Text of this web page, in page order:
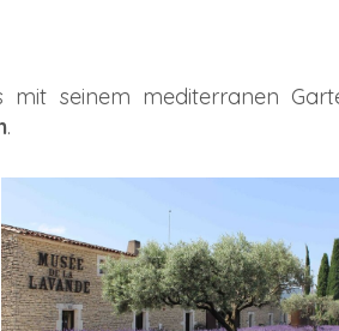
mit seinem mediterranen
.